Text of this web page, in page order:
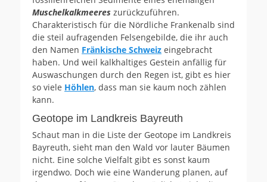
Muschelkalkmeeres zurückzuführen.
Charakteristisch für die Nördliche Frankenalb sind
die steil aufragenden Felsengebilde, die ihr auch
den Namen Fränkische Schweiz eingebracht
haben. Und weil kalkhaltiges Gestein anfällig für
Auswaschungen durch den Regen ist, gibt es hier
so viele Höhlen, dass man sie kaum noch zählen
kann.
Geotope im Landkreis Bayreuth
Schaut man in die Liste der Geotope im Landkreis
Bayreuth, sieht man den Wald vor lauter Bäumen
nicht. Eine solche Vielfalt gibt es sonst kaum
irgendwo. Doch wie eine Wanderung planen, auf